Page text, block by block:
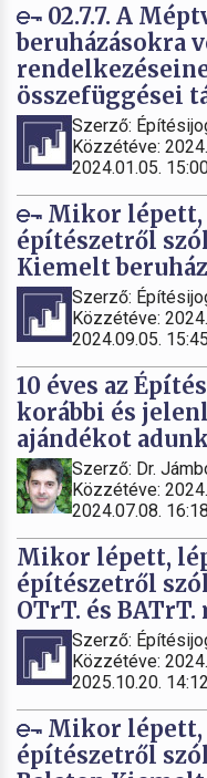
02.7.7. A
beruházásokra
összefüggései
Szerző:
Közzétéve:
2024.01.05.
Mikor lépett,
építészetről
Kiemelt
Szerző:
Közzétéve:
2024.09.05. 15:45
10 éves az
korábbi és
ajándékot
Szerző: Dr.
Közzétéve:
2024.07.08. 16:18
Mikor lépett,
építészetről
OTrT. és
Szerző:
Közzétéve:
2025.10.20. 14:12
Mikor lépett,
építészetről